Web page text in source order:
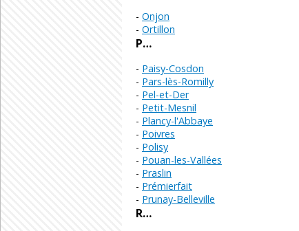
Onjon
Ortillon
P…
Paisy-Cosdon
Pars-lès-Romilly
Pel-et-Der
Petit-Mesnil
Plancy-l'Abbaye
Poivres
Polisy
Pouan-les-Vallées
Praslin
Prémierfait
Prunay-Belleville
R…